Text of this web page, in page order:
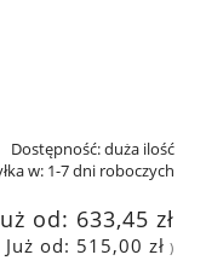
Dostępność:duża ilość
w: 1-7 dni roboczych
od: 633,45 zł
Już od: 515,00 zł )